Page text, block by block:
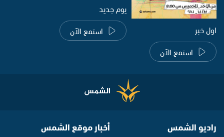
اول خبر
استمع الآن
يوم جديد
استمع الآن
راديو الشمس أخبار موقع الشمس